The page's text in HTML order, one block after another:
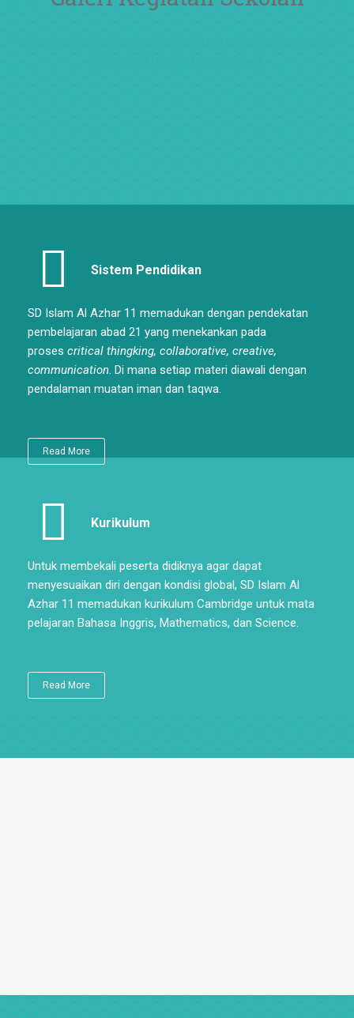
Sistem Pendidikan
SD Islam Al Azhar 11 memadukan dengan pendekatan
pembelajaran abad 21 yang menekankan pada
proses critical thingking, collaborative, creative,
communication. Di mana setiap materi diawali dengan
pendalaman muatan iman dan taqwa.
Read More
Kurikulum
Untuk membekali peserta didiknya agar dapat
menyesuaikan diri dengan kondisi global, SD Islam Al
Azhar 11 memadukan kurikulum Cambridge untuk mata
pelajaran Bahasa Inggris, Mathematics, dan Science.
Read More